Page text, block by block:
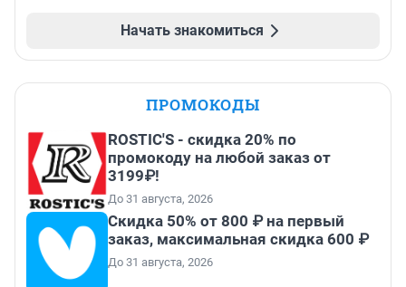
Начать знакомиться
ПРОМОКОДЫ
ROSTIC'S - скидка 20% по
промокоду на любой заказ от
3199₽!
До 31 августа, 2026
Скидка 50% от 800 ₽ на первый
заказ, максимальная скидка 600 ₽
До 31 августа, 2026